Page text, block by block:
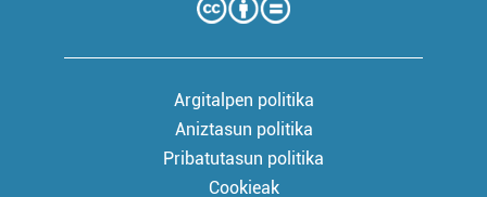
Argitalpen politika
Aniztasun politika
Pribatutasun politika
Cookieak